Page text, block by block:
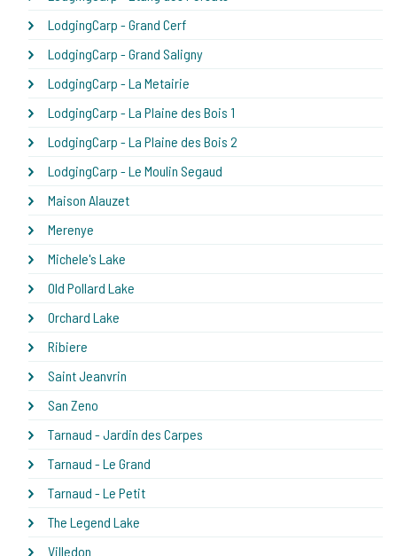
LodgingCarp - Grand Cerf
LodgingCarp - Grand Saligny
LodgingCarp - La Metairie
LodgingCarp - La Plaine des Bois 1
LodgingCarp - La Plaine des Bois 2
LodgingCarp - Le Moulin Segaud
Maison Alauzet
Merenye
Michele's Lake
Old Pollard Lake
Orchard Lake
Ribiere
Saint Jeanvrin
San Zeno
Tarnaud - Jardin des Carpes
Tarnaud - Le Grand
Tarnaud - Le Petit
The Legend Lake
Villedon